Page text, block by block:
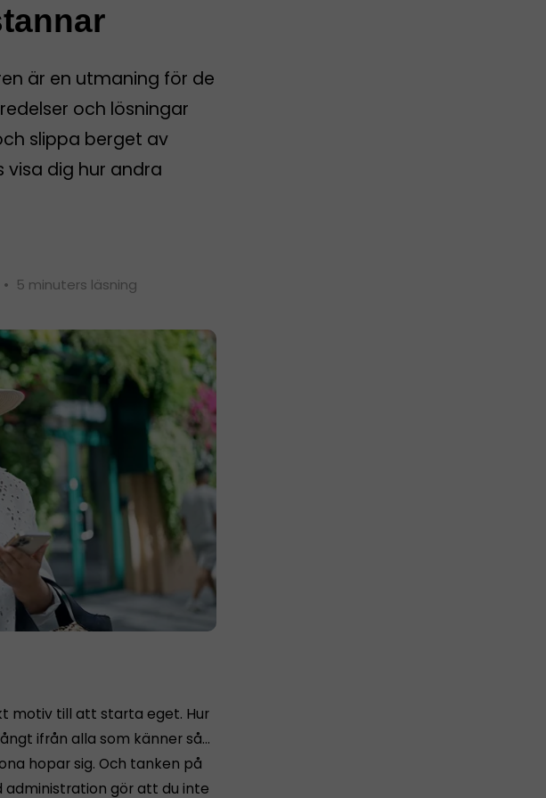
är en utmaning för de
och lösningar
slippa berget av
visa dig hur andra
• 5 minuters läsning
motiv till att starta eget. Hur
ifrån alla som känner så…
hopar sig. Och tanken på
gör att du inte